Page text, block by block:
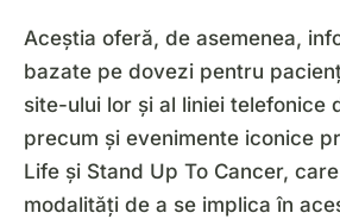
Aceștia oferă, de asemenea,
bazate pe dovezi pentru
site-ului lor și al liniei telefonice
precum și evenimente iconice
Life și Stand Up To Cancer,
modalități de a se implica în